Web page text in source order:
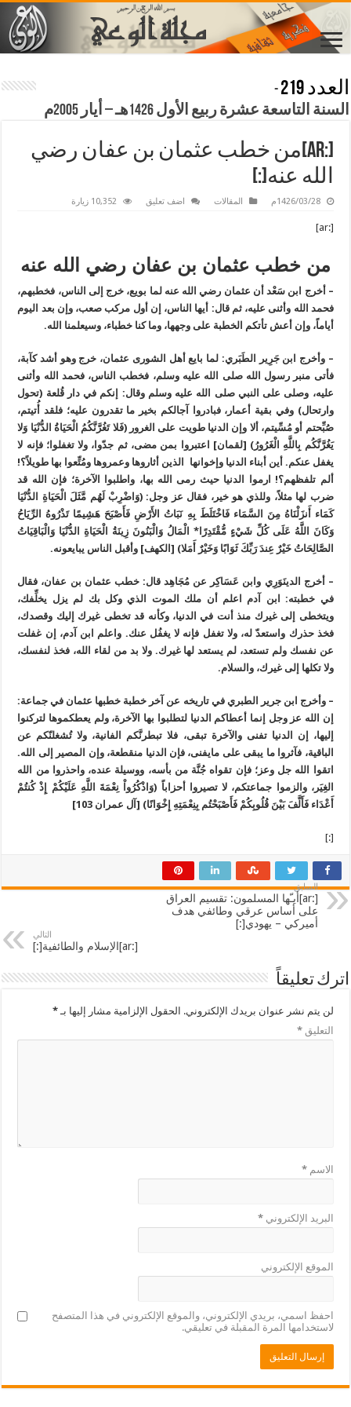
العدد 219
-
السنة التاسعة عشرة ربيع الأول 1426هـ – أيار 2005م
[:ar]من خطب عثمان بن عفان رضي
الله عنه[:]
1426/03/28م المقالات اضف تعليق 10,352 زيارة
[:ar]
من خطب عثمان بن عفان رضي الله عنه
– أخرج ابن سَعْد أن عثمان رضي الله عنه لما بويع، خرج إلى الناس، فخطبهم،
فحمد الله وأثنى عليه، ثم قال: أيها الناس، إن أول مركب صعب، وإن بعد اليوم
أياماً، وإن أعش تأتكم الخطبة على وجهها، وما كنا خطباء، وسيعلمنا الله.
– وأخرج ابن جَرِير الطَبَري: لما بايع أهل الشورى عثمان، خرج وهو أشد كآبة،
فأتى منبر رسول الله صلى الله عليه وسلم، فخطب الناس، فحمد الله وأثنى
عليه، وصلى على النبي صلى الله عليه وسلم وقال: إنكم في دار قُلعة (تحول
وارتحال) وفي بقية أعمار، فبادروا آجالكم بخير ما تقدرون عليه؛ فلقد أُتيتم،
صُبِّحتم أو مُسِّيتم، ألا وإن الدنيا طويت على الغرور (فَلا تَغُرَّنَّكُمُ الْحَيَاةُ الدُّنْيَا وَلا
يَغُرَّنَّكُم بِاللَّهِ الْغَرُورُ) [لقمان] اعتبروا بمن مضى، ثم جدّوا، ولا تغفلوا؛ فإنه لا
يغفل عنكم. أين أبناء الدنيا وإخوانها الذين أثاروها وعمروها ومُتِّعوا بها طويلاً؟!
ألم تلفظهم؟! ارموا الدنيا حيث رمى الله بها، واطلبوا الآخرة؛ فإن الله قد
ضرب لها مثلاً، وللذي هو خير، فقال عز وجل: (وَاضْرِبْ لَهُم مَّثَلَ الْحَيَاةِ الدُّنْيَا
كَمَاء أَنزَلْنَاهُ مِنَ السَّمَاء فَاخْتَلَطَ بِهِ نَبَاتُ الأَرْضِ فَأَصْبَحَ هَشِيمًا تَذْرُوهُ الرِّيَاحُ
وَكَانَ اللَّهُ عَلَى كُلِّ شَيْءٍ مُّقْتَدِرًا* الْمَالُ وَالْبَنُونَ زِينَةُ الْحَيَاةِ الدُّنْيَا وَالْبَاقِيَاتُ
الصَّالِحَاتُ خَيْرٌ عِندَ رَبِّكَ ثَوَابًا وَخَيْرٌ أَمَلا) [الكهف] وأقبل الناس يبايعونه.
– أخرج الدينَوَرِي وابن عَسَاكِر عن مُجَاهِد قال: خطب عثمان بن عفان، فقال
في خطبته: ابن آدم اعلم أن ملك الموت الذي وكل بك لم يزل يخلِّفك،
ويتخطى إلى غيرك منذ أنت في الدنيا، وكأنه قد تخطى غيرك إليك وقصدك،
فخذ حذرك واستعدّ له، ولا تغفل فإنه لا يغفُل عنك. واعلم ابن آدم، إن غفلت
عن نفسك ولم تستعد، لم يستعد لها غيرك. ولا بد من لقاء الله، فخذ لنفسك،
ولا تكلها إلى غيرك، والسلام.
– وأخرج ابن جرير الطبري في تاريخه عن آخر خطبة خطبها عثمان في جماعة:
إن الله عز وجل إنما أعطاكم الدنيا لتطلبوا بها الآخرة، ولم يعطكموها لتركنوا
إليها، إن الدنيا تفنى والآخرة تبقى، فلا تبطرنَّكم الفانية، ولا تُشغلنّكم عن
الباقية، فآثروا ما يبقى على مايفنى، فإن الدنيا منقطعة، وإن المصير إلى الله.
اتقوا الله جل وعز؛ فإن تقواه جُنَّة من بأسه، ووسيلة عنده، واحذروا من الله
الغِيَر، والزموا جماعتكم، لا تصيروا أحزاباً (وَاذْكُرُواْ نِعْمَةَ اللَّهِ عَلَيْكُمْ إِذْ كُنتُمْ
أَعْدَاء فَأَلَّفَ بَيْنَ قُلُوبِكُمْ فَأَصْبَحْتُم بِنِعْمَتِهِ إِخْوَانًا) [آل عمران 103]
[:]
السابق
[:ar]أيـّها المسلمون: تقسيم العراق
على أساس عرقي وطائفي هدف
أميركي – يهودي[:]
التالي
[:ar]الإسلام والطائفية[:]
اترك تعليقاً
لن يتم نشر عنوان بريدك الإلكتروني. الحقول الإلزامية مشار إليها بـ*
التعليق*
الاسم*
البريد الإلكتروني*
الموقع الإلكتروني
احفظ اسمي، بريدي الإلكتروني، والموقع الإلكتروني في هذا المتصفح
لاستخدامها المرة المقبلة في تعليقي.